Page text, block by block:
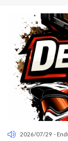
2026/07/29 -